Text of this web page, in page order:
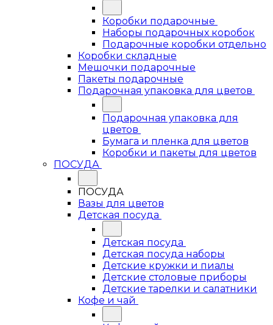
Коробки подарочные
Наборы подарочных коробок
Подарочные коробки отдельно
Коробки складные
Мешочки подарочные
Пакеты подарочные
Подарочная упаковка для цветов
Подарочная упаковка для
цветов
Бумага и пленка для цветов
Коробки и пакеты для цветов
ПОСУДА
ПОСУДА
Вазы для цветов
Детская посуда
Детская посуда
Детская посуда наборы
Детские кружки и пиалы
Детские столовые приборы
Детские тарелки и салатники
Кофе и чай